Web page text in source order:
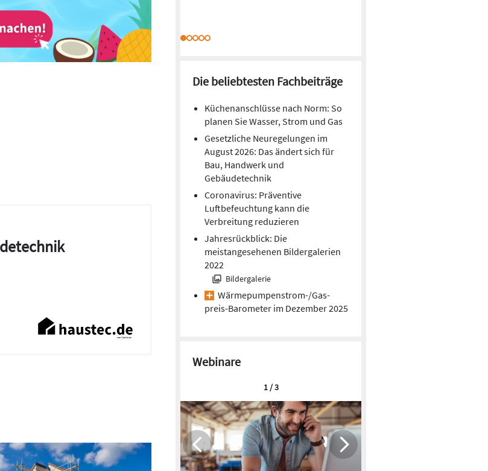
Die beliebtesten Fachbeiträge
Küchenanschlüsse nach Norm: So
planen Sie Wasser, Strom und Gas
Gesetzliche Neuregelungen im
August 2026: Das ändert sich für
Bau, Handwerk und
Gebäudetechnik
Coronavirus: Präventive
Luftbefeuchtung kann die
Verbreitung reduzieren
Jahresrückblick: Die
meistangesehenen Bildergalerien
2022
Bildergalerie
Wärmepumpen­strom-/Gas­
preis­-Baro­meter im Dezember 2025
Webinare
1 / 3